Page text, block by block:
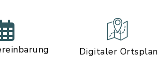
Digitaler Ortsplan